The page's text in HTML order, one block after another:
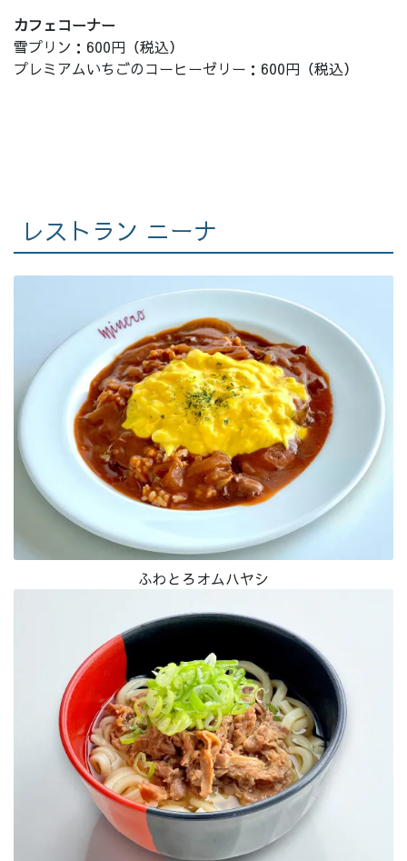
カフェコーナー
雪プリン：600円（税込）
プレミアムいちごのコーヒーゼリー：600円（税込）
レストラン ニーナ
ふわとろオムハヤシ